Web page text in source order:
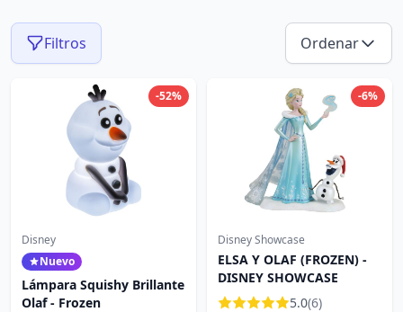
Filtros Ordenar
-52%
Disney
Nuevo
Lámpara Squishy Brillante
Olaf - Frozen
-6%
Disney Showcase
ELSA Y OLAF (FROZEN) -
DISNEY SHOWCASE
5.0(6)